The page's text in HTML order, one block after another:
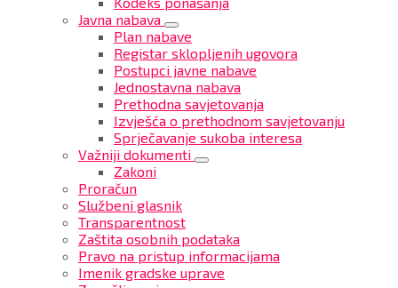
Javna nabava
Plan nabave
Registar sklopljenih ugovora
Postupci javne nabave
Jednostavna nabava
Prethodna savjetovanja
Izvješća o prethodnom savjetovanju
Sprječavanje sukoba interesa
Važniji dokumenti
Zakoni
Proračun
Službeni glasnik
Transparentnost
Zaštita osobnih podataka
Pravo na pristup informacijama
Imenik gradske uprave